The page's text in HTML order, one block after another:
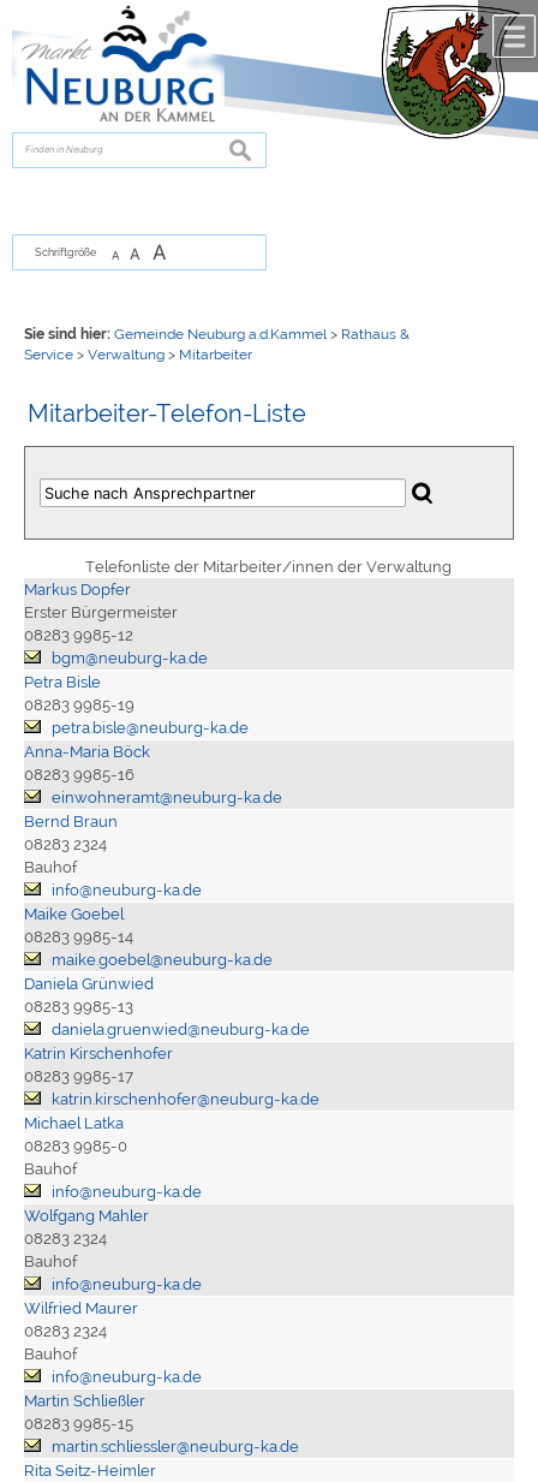
zur Navigationoder
springen.
suchen
Schriftgröße A A A
Sie sind hier: Gemeinde Neuburg a.d.Kammel > Rathaus &
Service> Verwaltung> Mitarbeiter
Mitarbeiter-Telefon-Liste
Telefonliste der Mitarbeiter/innen der Verwaltung
Markus Dopfer
Erster Bürgermeister
08283 9985-12
bgm@neuburg-ka.de
Petra Bisle
08283 9985-19
petra.bisle@neuburg-ka.de
Anna-Maria Böck
08283 9985-16
einwohneramt@neuburg-ka.de
Bernd Braun
08283 2324
Bauhof
info@neuburg-ka.de
Maike Goebel
08283 9985-14
maike.goebel@neuburg-ka.de
Daniela Grünwied
08283 9985-13
daniela.gruenwied@neuburg-ka.de
Katrin Kirschenhofer
08283 9985-17
katrin.kirschenhofer@neuburg-ka.de
Michael Latka
08283 9985-0
Bauhof
info@neuburg-ka.de
Wolfgang Mahler
08283 2324
Bauhof
info@neuburg-ka.de
Wilfried Maurer
08283 2324
Bauhof
info@neuburg-ka.de
Martin Schließler
08283 9985-15
martin.schliessler@neuburg-ka.de
Rita Seitz-Heimler